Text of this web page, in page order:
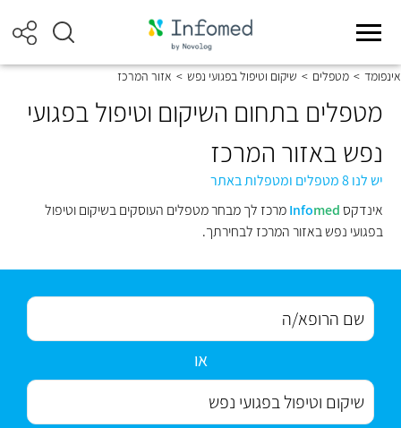
אינפומד > מטפלים > שיקום וטיפול בפגועי נפש > אזור המרכז
מטפלים בתחום השיקום וטיפול בפגועי
נפש באזור המרכז
יש לנו 8 מטפלים ומטפלות באתר
אינדקס
Infomed
מרכז לך מבחר מטפלים העוסקים בשיקום וטיפול
בפגועי נפש באזור המרכז לבחירתך.
או